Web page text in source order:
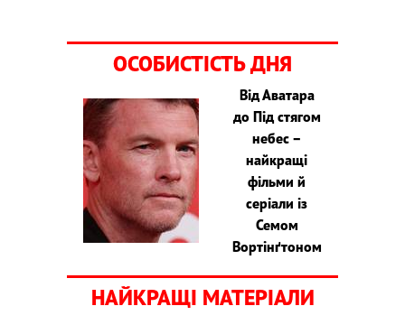
ОСОБИСТІСТЬ ДНЯ
Від Аватара
до Під стягом
небес –
найкращі
фільми й
серіали із
Семом
Вортінґтоном
НАЙКРАЩІ МАТЕРІАЛИ